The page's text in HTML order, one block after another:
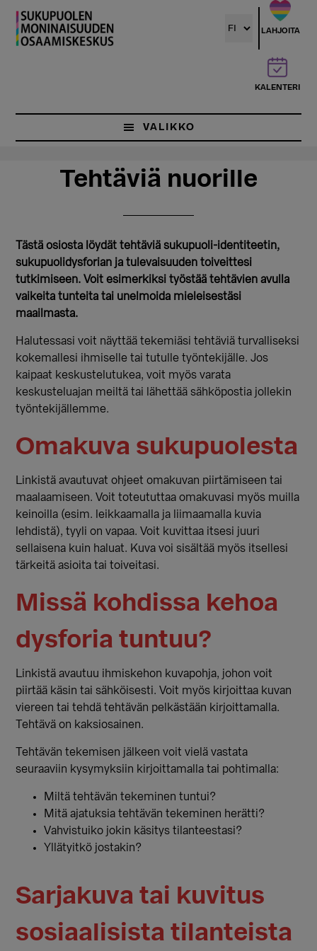
Hyppää
pääsisältöön
Hyppää
ensisijaiseen
sivupalkkiin
LAHJOITA
KALENTERI
VALIKKO
Tehtäviä nuorille
Tästä osiosta löydät tehtäviä sukupuoli-identiteetin,
sukupuolidysforian ja tulevaisuuden toiveittesi
tutkimiseen. Voit esimerkiksi työstää tehtävien avulla
vaikeita tunteita tai unelmoida mieleisestäsi
maailmasta.
Halutessasi voit näyttää tekemiäsi tehtäviä turvalliseksi
kokemallesi ihmiselle tai tutulle työntekijälle. Jos
kaipaat keskustelutukea, voit myös varata
keskusteluajan meiltä tai lähettää sähköpostia jollekin
työntekijällemme.
Omakuva sukupuolesta
Linkistä avautuvat ohjeet omakuvan piirtämiseen tai
maalaamiseen. Voit toteututtaa omakuvasi myös muilla
keinoilla (esim. leikkaamalla ja liimaamalla kuvia
lehdistä), tyyli on vapaa. Voit kuvittaa itsesi juuri
sellaisena kuin haluat. Kuva voi sisältää myös itsellesi
tärkeitä asioita tai toiveitasi.
Missä kohdissa kehoa
dysforia tuntuu?
Linkistä avautuu ihmiskehon kuvapohja, johon voit
piirtää käsin tai sähköisesti. Voit myös kirjoittaa kuvan
viereen tai tehdä tehtävän pelkästään kirjoittamalla.
Tehtävä on kaksiosainen.
Tehtävän tekemisen jälkeen voit vielä vastata
seuraaviin kysymyksiin kirjoittamalla tai pohtimalla:
Miltä tehtävän tekeminen tuntui?
Mitä ajatuksia tehtävän tekeminen herätti?
Vahvistuiko jokin käsitys tilanteestasi?
Yllätyitkö jostakin?
Sarjakuva tai kuvitus
sosiaalisista tilanteista